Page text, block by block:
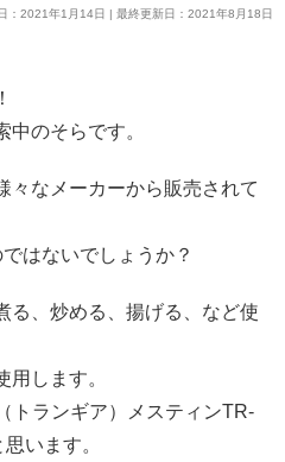
：2021年1月14日 | 最終更新日：2021年8月18日
のそらです。
々なメーカーから販売されて
はないでしょうか？
る、炒める、揚げる、など使
します。
トランギア）メスティンTR-
います。